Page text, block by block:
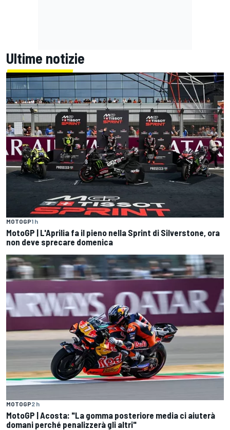
Ultime notizie
MOTOGP1 h
MotoGP | L'Aprilia fa il pieno nella Sprint di Silverstone, ora
non deve sprecare domenica
MOTOGP2 h
MotoGP | Acosta: "La gomma posteriore media ci aiuterà
domani perché penalizzerà gli altri"